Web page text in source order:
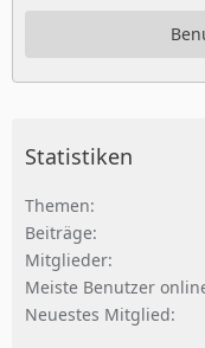
Statistiken
Themen
Beiträge
Mitglieder
Meiste Benutzer
Neuestes Mitglied